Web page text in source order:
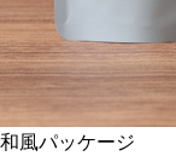
和風パッケージ